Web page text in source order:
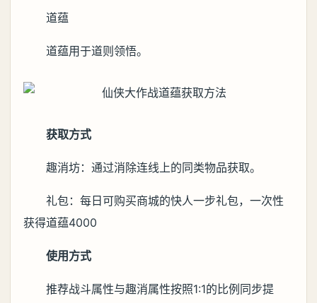
道蕴
道蕴用于道则领悟。
获取方式
趣消坊：通过消除连线上的同类物品获取。
礼包：每日可购买商城的快人一步礼包，一次性
获得道蕴4000
使用方式
推荐战斗属性与趣消属性按照1:1的比例同步提